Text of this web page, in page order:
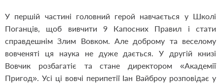
У першій частині головний герой навчається у Школі
Поганців, щоб вивчити 9 Капосних Правил і стати
справдешнім Злим Вовком. Але доброму та веселому
вовченяті ця наука не дуже дається. У другій книзі
Вовчик розбагатіє та стане директором «Академії
Пригод». Усі ці вовчі перипетії Іан Вайброу розповідає у